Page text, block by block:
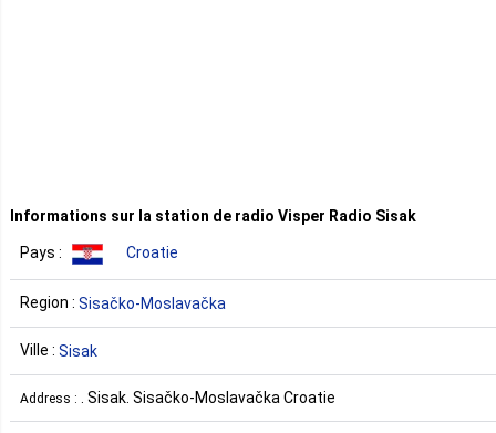
Informations sur la station de radio Visper Radio Sisak
Pays : Croatie
Region : Sisačko-Moslavačka
Ville : Sisak
Address : . Sisak. Sisačko-Moslavačka Croatie